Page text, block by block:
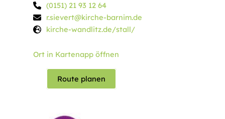
(0151) 21 93 12 64
r.sievert@kirche-barnim.de
kirche-wandlitz.de/stall/
Ort in Kartenapp öffnen
Route planen